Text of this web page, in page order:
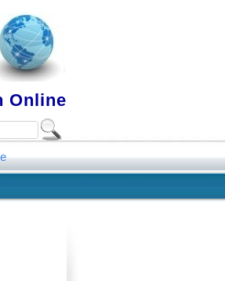
Online